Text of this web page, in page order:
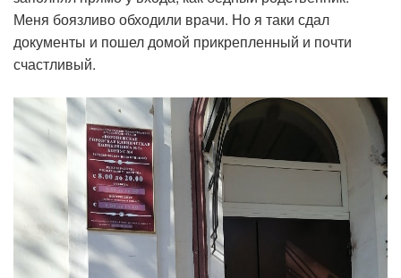
Меня боязливо обходили врачи. Но я таки сдал
документы и пошел домой прикрепленный и почти
счастливый.